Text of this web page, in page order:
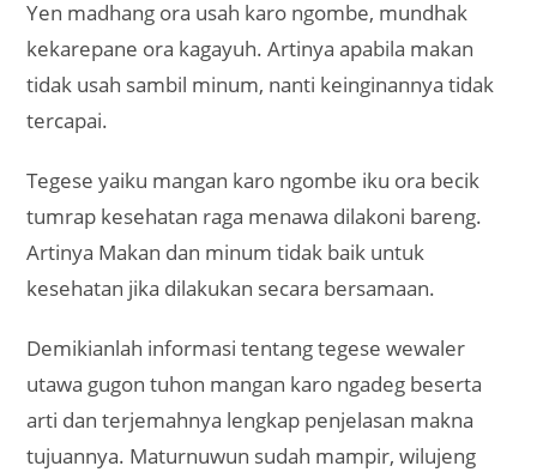
Yen madhang ora usah karo ngombe, mundhak
kekarepane ora kagayuh. Artinya apabila makan
tidak usah sambil minum, nanti keinginannya tidak
tercapai.
Tegese yaiku mangan karo ngombe iku ora becik
tumrap kesehatan raga menawa dilakoni bareng.
Artinya Makan dan minum tidak baik untuk
kesehatan jika dilakukan secara bersamaan.
Demikianlah informasi tentang tegese wewaler
utawa gugon tuhon mangan karo ngadeg beserta
arti dan terjemahnya lengkap penjelasan makna
tujuannya. Maturnuwun sudah mampir, wilujeng